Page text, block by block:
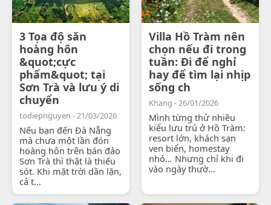
3 Tọa độ săn
hoàng hôn
&quot;cực
phẩm&quot; tại
Sơn Trà và lưu ý di
chuyển
todiepnguyen - 21/03/2026
Nếu bạn đến Đà Nẵng
mà chưa một lần đón
hoàng hôn trên bán đảo
Sơn Trà thì thật là thiếu
sót. Khi mặt trời dần lặn,
cả t...
Villa Hồ Tràm nên
chọn nếu đi trong
tuần: Đi để nghỉ
hay để tìm lại nhịp
sống ch
Khang - 26/01/2026
Mình từng thử nhiều
kiểu lưu trú ở Hồ Tràm:
resort lớn, khách sạn
ven biển, homestay
nhỏ… Nhưng chỉ khi đi
vào ngày thườ...